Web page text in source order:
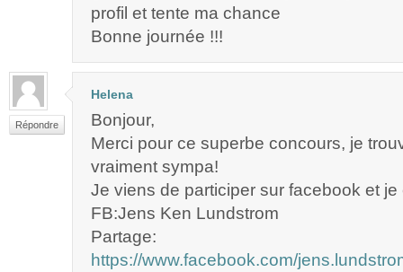
profil et tente ma chance
Bonne journée !!!
Répondre
Helena
Bonjour,
Merci pour ce superbe concours, je
vraiment sympa!
Je viens de participer sur facebook et
FB:Jens Ken Lundstrom
Partage:
https://www.facebook.com/